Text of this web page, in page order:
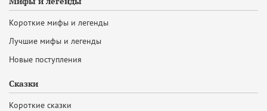
Короткие мифы и легенды
Лучшие мифы и легенды
Новые поступления
Сказки
Короткие сказки